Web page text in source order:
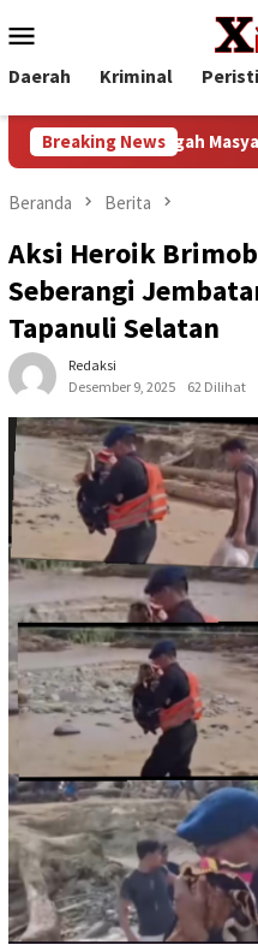
ke
kontenMobile
Daerah Kriminal
Breaking News
Tengah Masyarakat
Beranda Berita
Aksi Heroik
Seberangi
Tapanuli Selatan
Redaksi
Desember 9, 2025
62 Dilihat